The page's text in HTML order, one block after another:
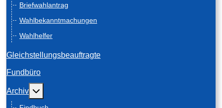
Briefwahlantrag
Wahlbekanntmachungen
Wahlhelfer
Gleichstellungsbeauftragte
Fundbüro
Archiv Weitere Informationen: Archiv